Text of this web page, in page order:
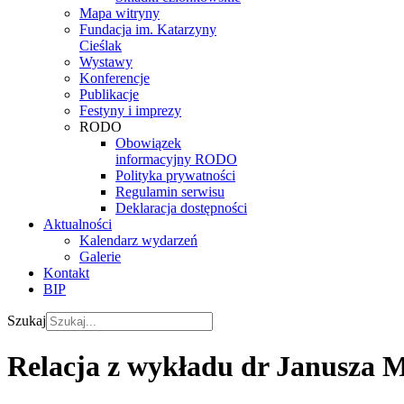
Mapa witryny
Fundacja im. Katarzyny
Cieślak
Wystawy
Konferencje
Publikacje
Festyny i imprezy
RODO
Obowiązek
informacyjny RODO
Polityka prywatności
Regulamin serwisu
Deklaracja dostępności
Aktualności
Kalendarz wydarzeń
Galerie
Kontakt
BIP
Szukaj
Relacja z wykładu dr Janusza